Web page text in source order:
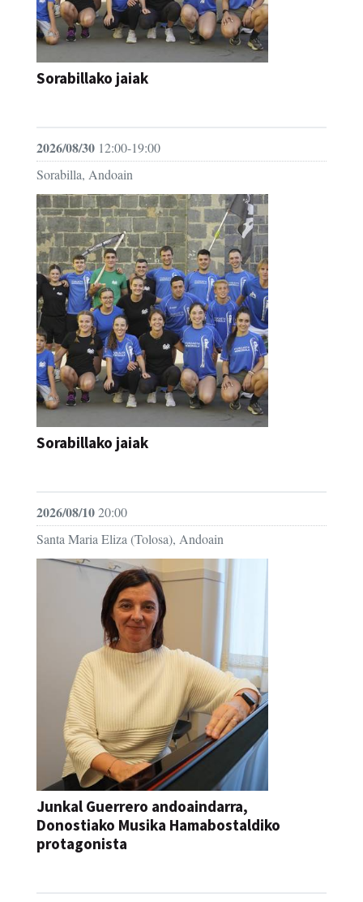
Sorabillako jaiak
2026/08/30 12:00-19:00
Sorabilla, Andoain
Sorabillako jaiak
2026/08/1020:00
Santa Maria Eliza (Tolosa), Andoain
Junkal Guerrero andoaindarra,
Donostiako Musika Hamabostaldiko
protagonista